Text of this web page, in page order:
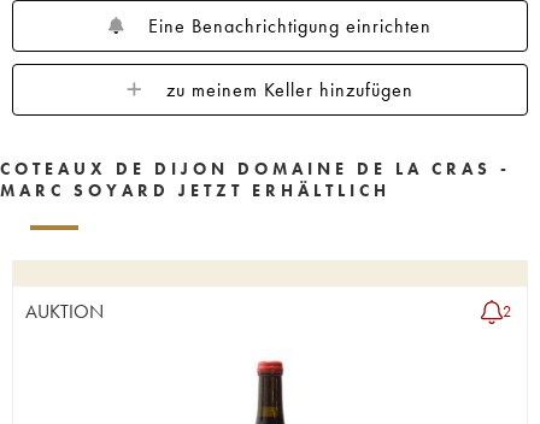
Eine Benachrichtigung einrichten
zu meinem Keller hinzufügen
COTEAUX DE DIJON DOMAINE DE LA CRAS -
MARC SOYARD JETZT ERHÄLTLICH
AUKTION 2